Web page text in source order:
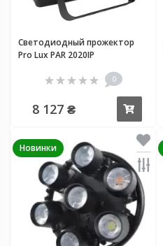
Светодиодный прожектор
Pro Lux PAR 2020IP
0
8 127 ₴
Новинки